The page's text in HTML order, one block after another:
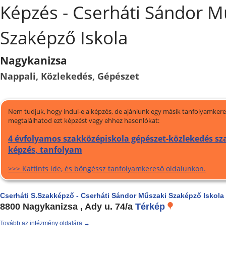
Képzés - Cserháti Sándor
Szaképző Iskola
Nagykanizsa
Nappali, Közlekedés, Gépészet
Nem tudjuk, hogy indul-e a képzés, de ajánlunk egy másik
megtalálhatod ezt képzést vagy ehhez hasonlókat:
4 évfolyamos szakközépiskola gépészet-közlekedés
képzés, tanfolyam
>>> Kattints ide, és böngéssz tanfolyamkereső oldalunkon.
Cserháti S.Szakképző - Cserháti Sándor Műszaki Szaképző Iskola
8800 Nagykanizsa , Ady u. 74/a Térkép
Tovább az intézmény oldalára →